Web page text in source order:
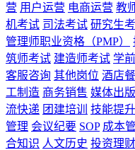
营 用户运营 电商运营 教
机考试 司法考试 研究生
管理师职业资格（PMP）
筑师考试 建造师考试 学
客服咨询 其他岗位 酒店
工制造 商务销售 媒体出版
流快递 团建培训 技能提升
管理 会议纪要 SOP 成本
合知识 人文历史 投资理财